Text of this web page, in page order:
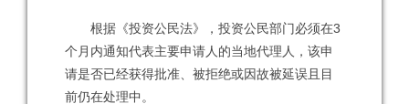
根据《投资公民法》，投资公民部门必须在3
个月内通知代表主要申请人的当地代理人，该申
请是否已经获得批准、被拒绝或因故被延误且目
前仍在处理中。